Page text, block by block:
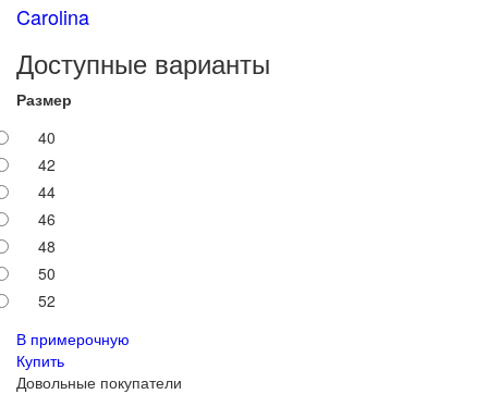
Carolina
Доступные варианты
Размер
40
42
44
46
48
50
52
В примерочную
Купить
Довольные покупатели